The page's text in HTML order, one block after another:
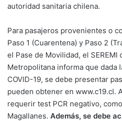
autoridad sanitaria chilena.
Para pasajeros provenientes o
Paso 1 (Cuarentena) y Paso 2
el Pase de Movilidad, el SEREMI
Metropolitana informa que dada
COVID-19, se debe presentar
pueden obtener en www.c19.cl.
requerir test PCR negativo,
Magallanes. Además, se debe